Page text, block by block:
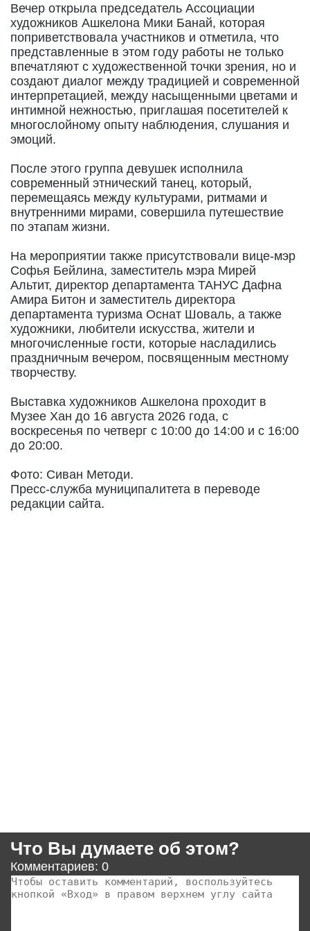
Вечер открыла председатель Ассоциации
художников Ашкелона Мики Банай, которая
поприветствовала участников и отметила, что
представленные в этом году работы не только
впечатляют с художественной точки зрения, но и
создают диалог между традицией и современной
интерпретацией, между насыщенными цветами и
интимной нежностью, приглашая посетителей к
многослойному опыту наблюдения, слушания и
эмоций.
После этого группа девушек исполнила
современный этнический танец, который,
перемещаясь между культурами, ритмами и
внутренними мирами, совершила путешествие
по этапам жизни.
На мероприятии также присутствовали вице-мэр
Софья Бейлина, заместитель мэра Мирей
Альтит, директор департамента ТАНУС Дафна
Амира Битон и заместитель директора
департамента туризма Оснат Шоваль, а также
художники, любители искусства, жители и
многочисленные гости, которые насладились
праздничным вечером, посвященным местному
творчеству.
Выставка художников Ашкелона проходит в
Музее Хан до 16 августа 2026 года, с
воскресенья по четверг с 10:00 до 14:00 и с 16:00
до 20:00.
Фото: Сиван Методи.
Пресс-служба муниципалитета в переводе
редакции сайта.
Что Вы думаете об этом?
Комментариев: 0